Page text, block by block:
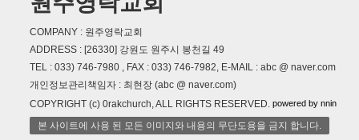
COMPANY : 원주영락교회
ADDRESS : [26330] 강원도 원주시 봉천길 49
TEL : 033) 746-7980 , FAX : 033) 746-7982, E-MAIL : abc @ naver.com
개인정보관리책임자 : 최현장 (abc @ naver.com)
COPYRIGHT (c) 0rakchurch, ALL RIGHTS RESERVED. powered by nnin
본 사이트에 사용 된 모든 이미지와 내용의 무단도용을 금지 합니다.